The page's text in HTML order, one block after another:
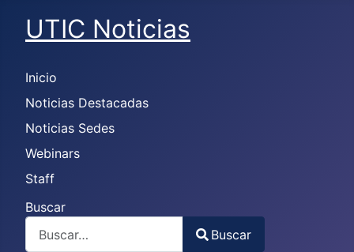
UTIC Noticias
Inicio
Noticias Destacadas
Noticias Sedes
Webinars
Staff
Buscar
Buscar